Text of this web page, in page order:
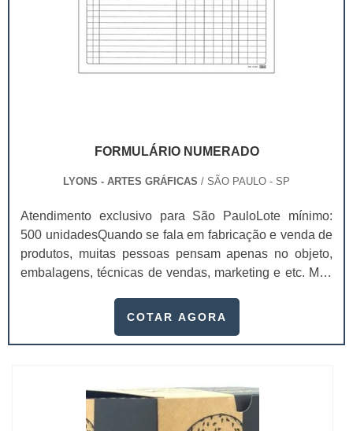
FORMULÁRIO NUMERADO
LYONS - ARTES GRÁFICAS / SÃO PAULO - SP
Atendimento exclusivo para São PauloLote mínimo:
500 unidadesQuando se fala em fabricação e venda de
produtos, muitas pessoas pensam apenas no objeto,
embalagens, técnicas de vendas, marketing e etc. Mas
e logística adequada, esses esforços podem não valer
um papel de destaque muito abrangente, pois este item,
COTAR AGORA